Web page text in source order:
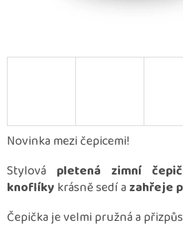
Novinka mezi čepicemi!
Stylová pletená zimní
knoflíky krásně sedí azahřeje
Čepička je velmi pružná a